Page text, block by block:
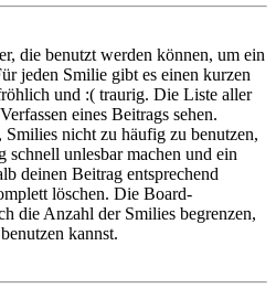
die benutzt werden können, um ein
jeden Smilie gibt es einen kurzen
und :( traurig. Die Liste aller
eines Beitrags sehen.
Smilies nicht zu häufig zu benutzen,
schnell unlesbar machen und ein
deinen Beitrag entsprechend
löschen. Die Board-
die Anzahl der Smilies begrenzen,
kannst.